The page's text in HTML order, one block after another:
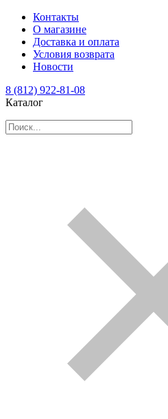
Контакты
О магазине
Доставка и оплата
Условия возврата
Новости
8 (812) 922-81-08
Каталог